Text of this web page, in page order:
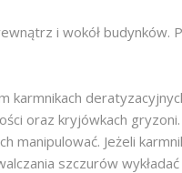
i wokół
oraz kryjówkach
Jeżeli
szczurów